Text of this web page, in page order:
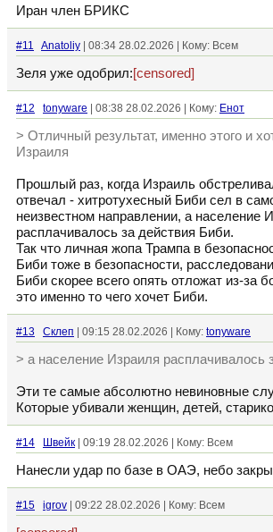
Иран член БРИКС
#11 Anatoliy | 08:34 28.02.2026 | Кому: Всем
Зеля уже одобрил:[censored]
#12 tonyware | 08:38 28.02.2026 | Кому: Енот
> Отличный результат, именно этого и
Израиля
Прошлый раз, когда Израиль
отвечал - хитротухесный Биби сел в
неизвестном направлении, а население
расплачивалось за действия Биби.
Так что личная жопа Трампа в
Биби тоже в безопасности,
Биби скорее всего опять отложат из-за
это именно то чего хочет Биби.
#13 Склеп | 09:15 28.02.2026 | Кому: tonyware
> а население Израиля расплачивалось
Эти те самые абсолютно невиновные
Которые убивали женщин, детей,
#14 Швейк | 09:19 28.02.2026 | Кому: Всем
Нанесли удар по базе в ОАЭ, небо
#15 igrov | 09:22 28.02.2026 | Кому: Всем